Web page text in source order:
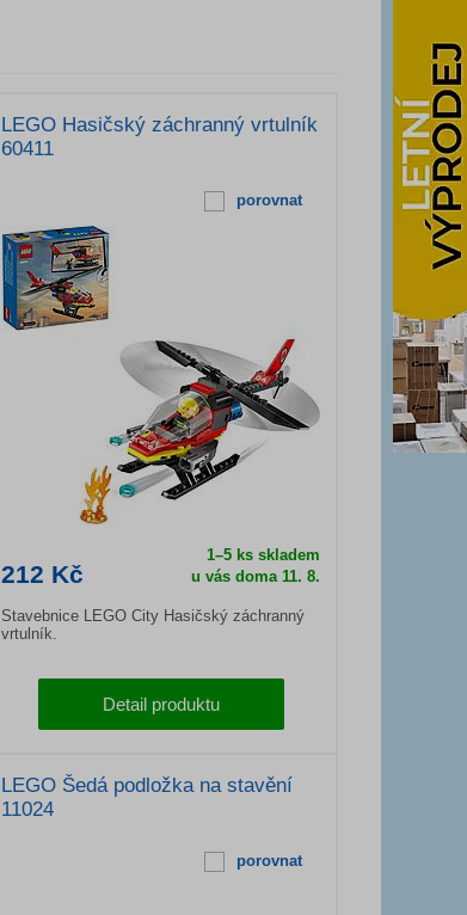
LEGO Hasičský záchranný vrtulník
60411
porovnat
212 Kč
1–5 ks skladem
u vás doma 11. 8.
Stavebnice LEGO City Hasičský záchranný
vrtulník.
Detail produktu
LEGO Šedá podložka na stavění
11024
porovnat